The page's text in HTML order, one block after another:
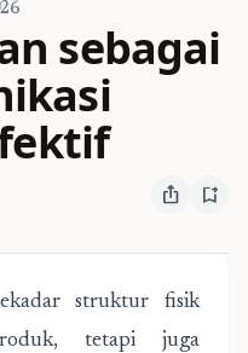
sebagai
ios_share bookmark_add
struktur fisik
tetapi juga